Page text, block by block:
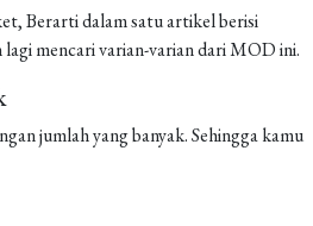
Berarti dalam satu artikel berisi
mencari varian-varian dari MOD ini.
jumlah yang banyak. Sehingga kamu